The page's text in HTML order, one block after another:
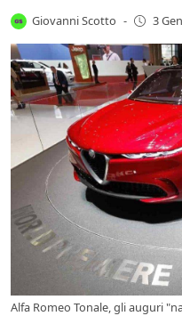
Giovanni Scotto - 3
Alfa Romeo Tonale, gli auguri